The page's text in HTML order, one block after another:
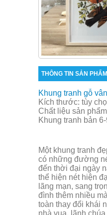
THÔNG TIN SẢN PHẨM
Khung tranh gỗ
Kích thước: tùy
Chất liệu sản
Khung tranh bản 6-
Một khung tranh
có những đường
đến thời đại ngày
thể hiện nét hiện
lãng mạn, sang
đình thêm nhiều
toàn thay đổi khái
nhà vua, lãnh